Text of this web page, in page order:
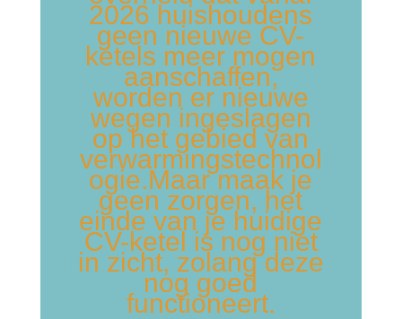
2026 huishoudens
geen nieuwe CV-
ketels meer mogen
aanschaffen,
worden er nieuwe
wegen ingeslagen
op het gebied van
verwarmingstechnol
ogie.Maar maak je
geen zorgen, het
einde van je huidige
CV-ketel is nog niet
in zicht, zolang deze
nog goed
functioneert.